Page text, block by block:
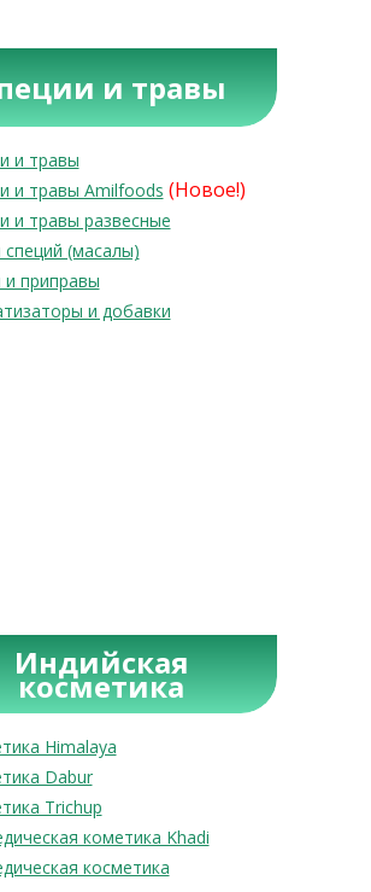
и травы
и травы
и травы Amilfoods (Новое!)
и травы развесные
(масалы)
и приправы
и добавки
Индийская
косметика
Himalaya
Dabur
Trichup
кометика Khadi
косметика